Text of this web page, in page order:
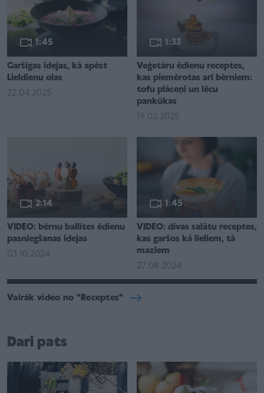
1:45
Garšīgas idejas, kā apēst
Lieldienu olas
22.04.2025
1:33
Veģetāru ēdienu receptes,
kas piemērotas arī bērniem:
tofu plāceņi un lēcu
pankūkas
19.02.2025
2:14
VIDEO: bērnu ballītes ēdienu
pasniegšanas idejas
03.10.2024
1:45
VIDEO: divas salātu receptes,
kas garšos kā lieliem, tā
maziem
27.08.2024
Vairāk video no "Receptes"
Dari pats